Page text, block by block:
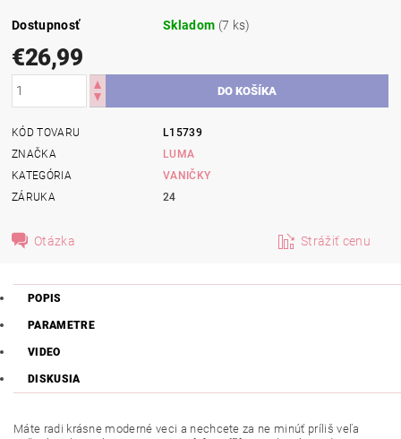
Dostupnosť Skladom (7 ks)
€26,99
KÓD TOVARU
L15739
ZNAČKA
LUMA
KATEGÓRIA
VANIČKY
ZÁRUKA
24
Otázka Strážiť cenu
POPIS
PARAMETRE
VIDEO
DISKUSIA
Máte radi krásne moderné veci a nechcete za ne minúť príliš veľa